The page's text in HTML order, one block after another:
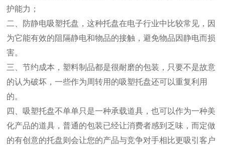
护能力；
二、防静电吸塑托盘，这种托盘在电子行业中比较常见，因
为它能有效的阻隔静电和物品的接触，避免物品因静电而损
害。
三、节约成本，塑料制品都是很耐磨的包装，只要不是故意
的认为破坏，一些作为周转用的吸塑托盘还可以重复利用
的。
四、吸塑托盘不单单只是一种承载道具，也可以作为一种美
化产品的道具，普通的包装已经让消费者感到乏味，而定做
的有创意的托盘则会让您的产品与竞争对手相比更吸引客户